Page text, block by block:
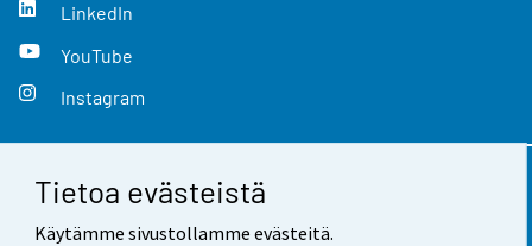
Tietoa evästeistä
Käytämme sivustollamme evästeitä.
LinkedIn
YouTube
Instagram
Yhteystiedot